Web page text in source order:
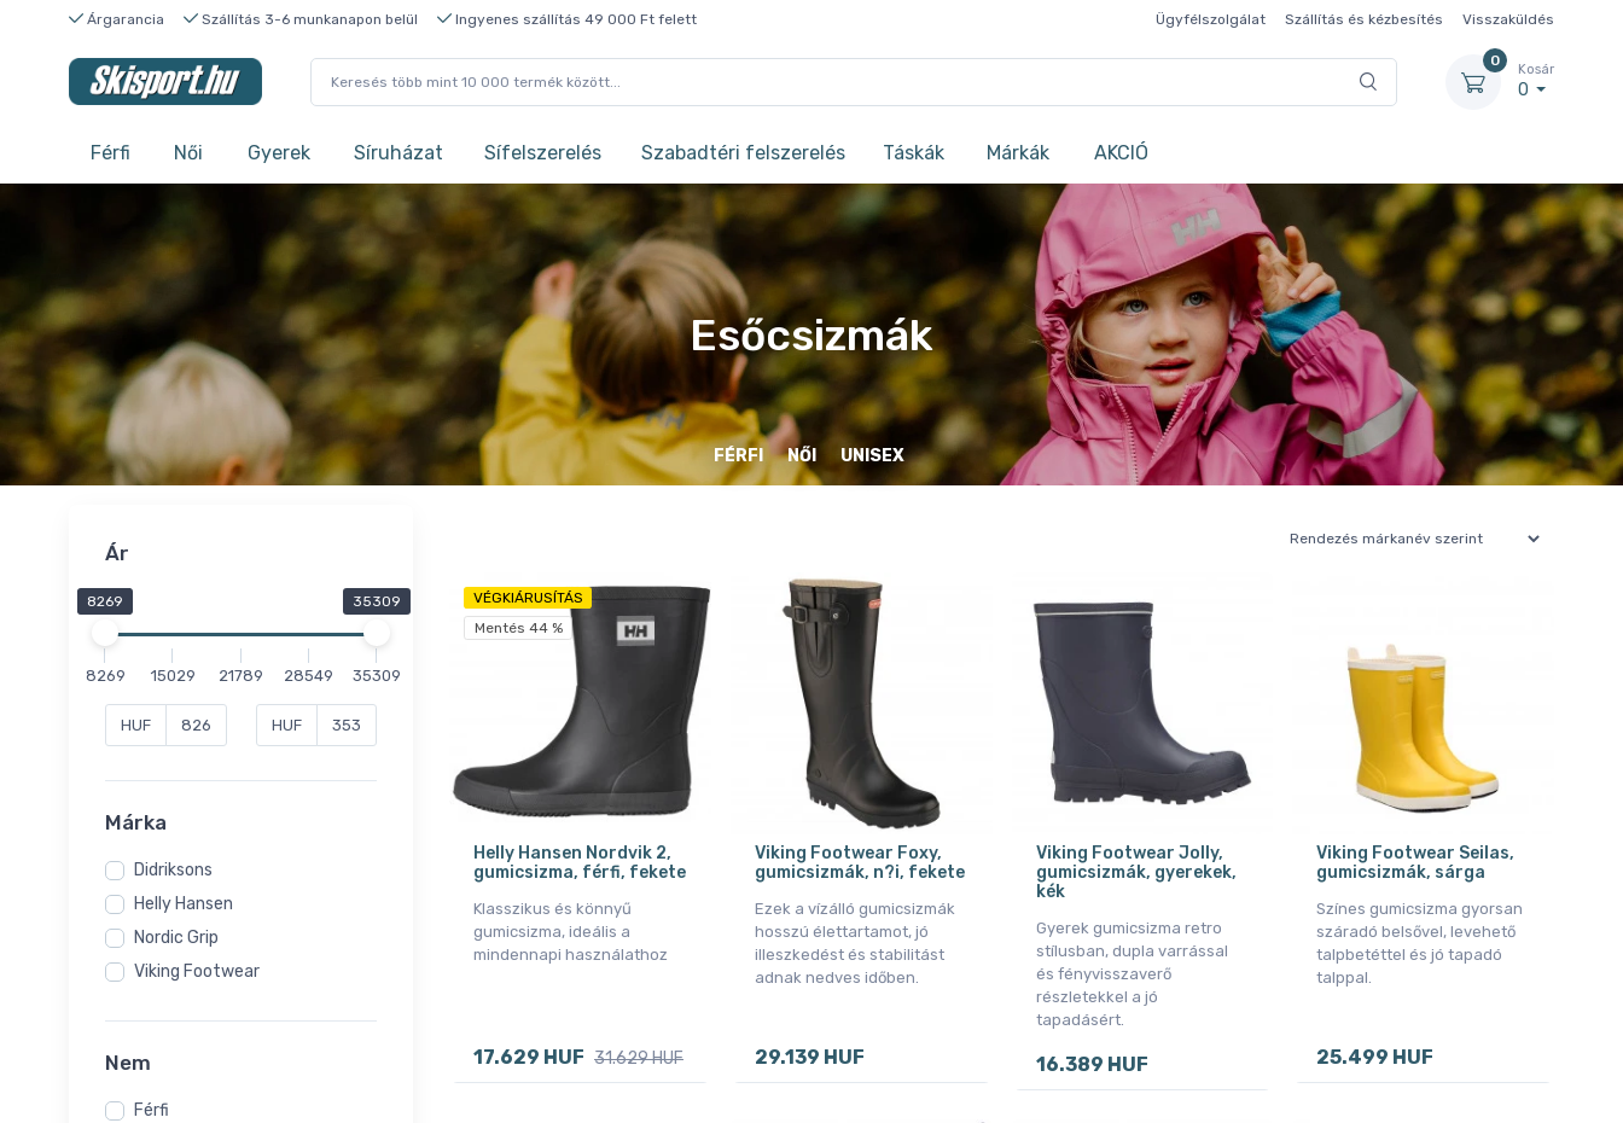
Árgarancia Szállítás 3-6 munkanapon belül Ingyenes szállítás 49 000 Ft felett Ügyfélszolgálat Szállítás és kézbesítés Visszaküldés
0
Kosár
0
Férfi Női Gyerek Síruházat Sífelszerelés Szabadtéri felszerelés Táskák Márkák AKCIÓ
Esőcsizmák
FÉRFI NŐI UNISEX
Ár
8269 35309
8269 15029 21789 28549 35309
HUF HUF
Márka
Didriksons
Helly Hansen
Nordic Grip
Viking Footwear
Nem
Férfi
VÉGKIÁRUSÍTÁS
Mentés 44 %
Helly Hansen Nordvik 2,
gumicsizma, férfi, fekete
Klasszikus és könnyű
gumicsizma, ideális a
mindennapi használathoz
17.629 HUF 31.629 HUF
Viking Footwear Foxy,
gumicsizmák, n?i, fekete
Ezek a vízálló gumicsizmák
hosszú élettartamot, jó
illeszkedést és stabilitást
adnak nedves időben.
29.139 HUF
Viking Footwear Jolly,
gumicsizmák, gyerekek,
kék
Gyerek gumicsizma retro
stílusban, dupla varrással
és fényvisszaverő
részletekkel a jó
tapadásért.
16.389 HUF
Viking Footwear Seilas,
gumicsizmák, sárga
Színes gumicsizma gyorsan
száradó belsővel, levehető
talpbetéttel és jó tapadó
talppal.
25.499 HUF